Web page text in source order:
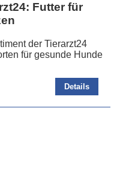
Futter für
der Tierarzt24
für gesunde Hunde
Details